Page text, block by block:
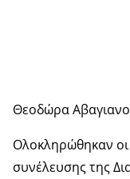
Θεοδώρα
Ολοκληρώθηκαν οι
συνέλευσης της